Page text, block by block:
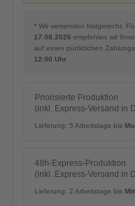
* Wir versenden fristgerecht.
17.08.2026 empfehlen wir
auf einen pünktlichen
12:00 Uhr
Priorisierte Produktion
(inkl. Express-Versand in
Lieferung: 5 Arbeitstage bis
48h-Express-Produktion
(inkl. Express-Versand in
Lieferung: 2 Arbeitstage bis